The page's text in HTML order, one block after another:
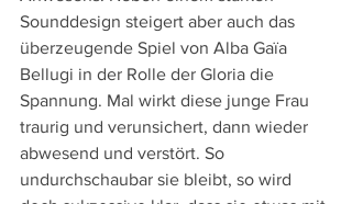
Sounddesign steigert aber auch das
überzeugende Spiel von Alba Gaïa
Bellugi in der Rolle der Gloria die
Spannung. Mal wirkt diese junge Frau
traurig und verunsichert, dann wieder
abwesend und verstört. So
undurchschaubar sie bleibt, so wird